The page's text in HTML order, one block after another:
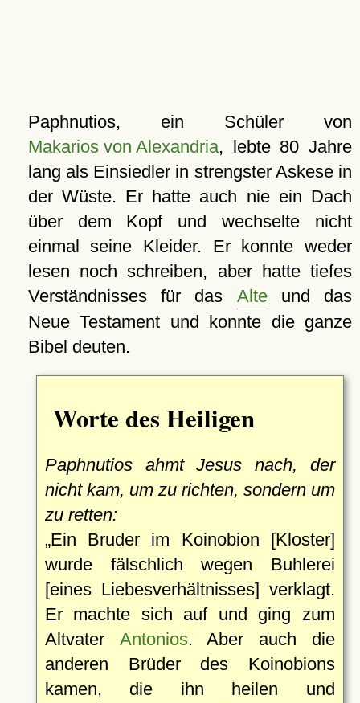
Paphnutios, ein Schüler von
Makarios von Alexandria, lebte 80 Jahre
lang als Einsiedler in strengster Askese in
der Wüste. Er hatte auch nie ein Dach
über dem Kopf und wechselte nicht
einmal seine Kleider. Er konnte weder
lesen noch schreiben, aber hatte tiefes
Verständnisses für das Alteund das
Neue Testament und konnte die ganze
Bibel deuten.
Worte des Heiligen
Paphnutios ahmt Jesus nach, der
nicht kam, um zu richten, sondern um
zu retten:
Ein Bruder im Koinobion [Kloster]
wurde fälschlich wegen Buhlerei
[eines Liebesverhältnisses] verklagt.
Er machte sich auf und ging zum
Altvater Antonios. Aber auch die
anderen Brüder des Koinobions
kamen, die ihn heilen und